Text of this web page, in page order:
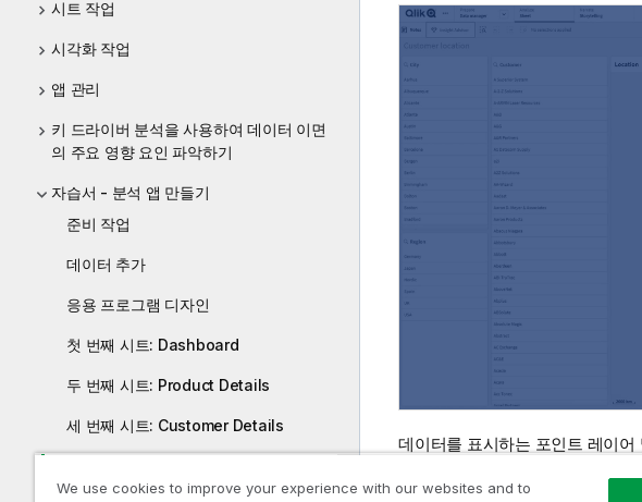
시트 작업
시각화 작업
앱 관리
키 드라이버 분석을 사용하여 데이터 이면
의 주요 영향 요인 파악하기
자습서 - 분석 앱 만들기
준비 작업
데이터 추가
응용 프로그램 디자인
첫 번째 시트: Dashboard
두 번째 시트: Product Details
세 번째 시트: Customer Details
데이터를 표시하는 포인트 레이
포인트 크기 또는 측정값 기준 색
We use cookies to improve your experience with our websites and to